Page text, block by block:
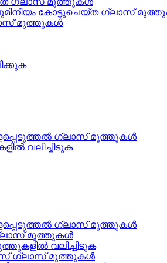
കോട്ടുചെയ്ത ഗ്ലാസ്
മുത്തുകൾ
ഗ്ലാസ് മുത്തുകൾ
വലിച്ചിടുക
ഗ്ലാസ് മുത്തുകൾ
മുത്തുകൾ
വലിച്ചിടുക
ഗ്ലാസ് മുത്തുകൾ